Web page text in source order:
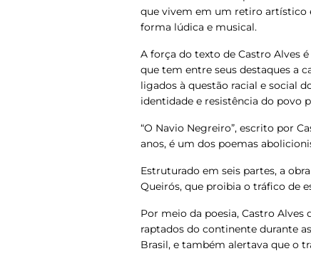
que vivem em um retiro artístico
forma lúdica e musical.
A força do texto de Castro Alves
que tem entre seus destaques a
ligados à questão racial e social
identidade e resistência do povo
“O Navio Negreiro”, escrito por
anos, é um dos poemas
Estruturado em seis partes, a
Queirós, que proibia o tráfico de
Por meio da poesia, Castro
raptados do continente durante
Brasil, e também alertava que o